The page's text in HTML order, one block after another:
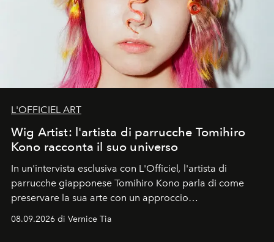
L'OFFICIEL ART
Wig Artist: l'artista di parrucche Tomihiro
Kono racconta il suo universo
In un'intervista esclusiva con L'Officiel , l'artista di
parrucche giapponese Tomihiro Kono parla di come
preservare la sua arte con un approccio
contemporaneo.
08.09.2026 di Vernice Tia